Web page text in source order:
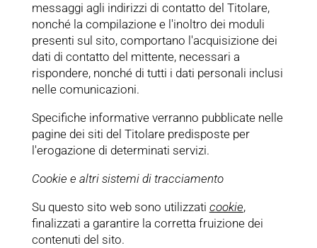
messaggi agli indirizzi di contatto del Titolare,
nonché la compilazione e l'inoltro dei moduli
presenti sul sito, comportano l'acquisizione dei
dati di contatto del mittente, necessari a
rispondere, nonché di tutti i dati personali inclusi
nelle comunicazioni.
Specifiche informative verranno pubblicate nelle
pagine dei siti del Titolare predisposte per
l'erogazione di determinati servizi.
Cookie e altri sistemi di tracciamento
Su questo sito web sono utilizzati cookie,
finalizzati a garantire la corretta fruizione dei
contenuti del sito.